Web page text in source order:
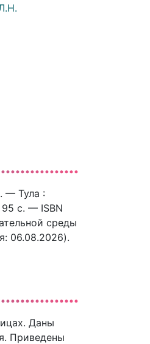
— Тула :
95 c. — ISBN
среды
06.08.2026).
Даны
Приведены